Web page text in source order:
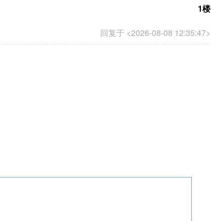
回复于 <2026-08-08 12:35:47>
1楼